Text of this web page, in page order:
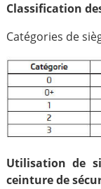
Classification
Catégories de
Utilisation de
ceinture de